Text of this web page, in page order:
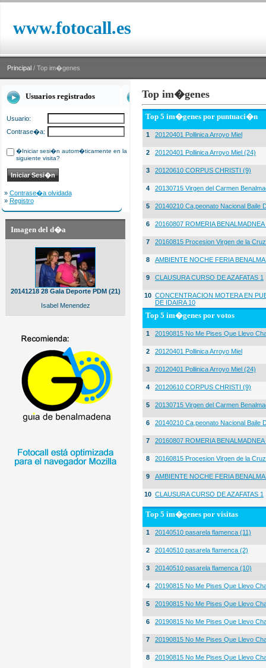
www.fotocall.es
Principal / Top im�genes
Usuarios registrados
Usuario:
Contrase�a:
�Iniciar sesi�n autom�ticamente en la
siguiente visita?
» Contrase�a olvidada
» Registro
Imagen del d�a
20141218 28 Gala Deporte PDM (21)
Isabel Menendez
Top im�genes
Top 5 im�genes por puntuaci�n
1 20120401 Pollinica Arroyo Miel
2 20120401 Pollinica Arroyo Miel (24)
3 20120610 CORPUS CHRISTI (9)
4 20130715 Virgen del Carmen
5 20140210 Ca,peonato Nacional Baile
6 20160807 ROMERIA
7 20160815 Procesion Virgen de la
8 AMBIENTE NOCHE FERIA
9 CLAUSURA CURSO DE AZAFATAS 1
10 CONCENTRACION MOTERA EN
DE IDAIRA 10
Top 5 im�genes por votos
1 20190815 No Me Pises Que Llevo
2 20120401 Pollinica Arroyo Miel
3 20120401 Pollinica Arroyo Miel (24)
4 20120610 CORPUS CHRISTI (9)
5 20130715 Virgen del Carmen
6 20140210 Ca,peonato Nacional Baile
7 20160807 ROMERIA
8 20160815 Procesion Virgen de la
9 AMBIENTE NOCHE FERIA
10 CLAUSURA CURSO DE AZAFATAS 1
Top 5 im�genes por visitas
1 20140510 pasarela flamenca (11)
2 20140510 pasarela flamenca (2)
3 20140510 pasarela flamenca (10)
4 20190815 No Me Pises Que Llevo
5 20190815 No Me Pises Que Llevo
6 20190815 No Me Pises Que Llevo
7 20190815 No Me Pises Que Llevo
8 20190815 No Me Pises Que Llevo